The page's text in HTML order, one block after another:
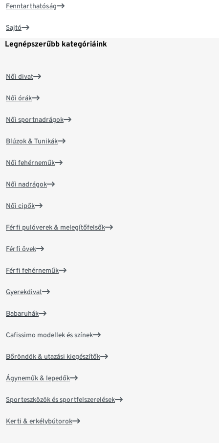
Fenntarthatóság
Sajtó
Legnépszerűbb kategóriáink
Női divat
Női órák
Női sportnadrágok
Blúzok & Tunikák
Női fehérneműk
Női nadrágok
Női cipők
Férfi pulóverek & melegítőfelsők
Férfi övek
Férfi fehérneműk
Gyerekdivat
Babaruhák
Cafissimo modellek és színek
Bőröndök & utazási kiegészítők
Ágyneműk & lepedők
Sporteszközök és sportfelszerelések
Kerti & erkélybútorok